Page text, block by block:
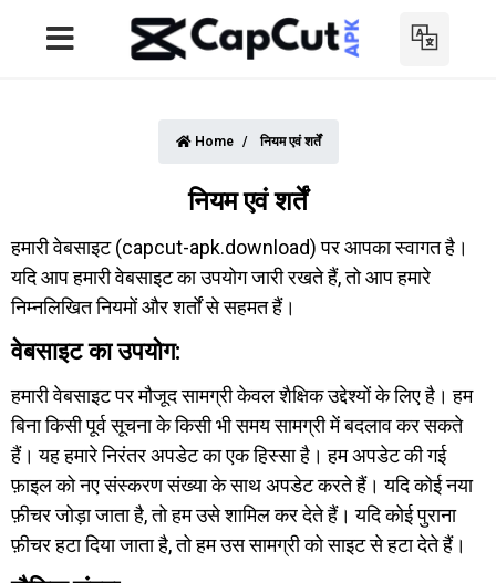
Home नियम एवं शर्तें
नियम एवं शर्तें
हमारी वेबसाइट (capcut-apk.download) पर आपका स्वागत है।
यदि आप हमारी वेबसाइट का उपयोग जारी रखते हैं, तो आप हमारे
निम्नलिखित नियमों और शर्तों से सहमत हैं।
वेबसाइट का उपयोग:
हमारी वेबसाइट पर मौजूद सामग्री केवल शैक्षिक उद्देश्यों के लिए है। हम
बिना किसी पूर्व सूचना के किसी भी समय सामग्री में बदलाव कर सकते
हैं। यह हमारे निरंतर अपडेट का एक हिस्सा है। हम अपडेट की गई
फ़ाइल को नए संस्करण संख्या के साथ अपडेट करते हैं। यदि कोई नया
फ़ीचर जोड़ा जाता है, तो हम उसे शामिल कर देते हैं। यदि कोई पुराना
फ़ीचर हटा दिया जाता है, तो हम उस सामग्री को साइट से हटा देते हैं।